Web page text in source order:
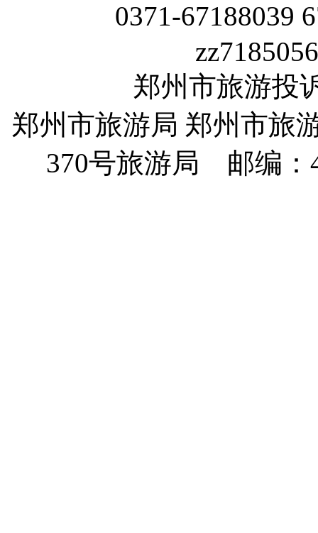
0371-67188039
郑州市旅游投
郑州市旅游局 郑州市
370号旅游局 邮编：